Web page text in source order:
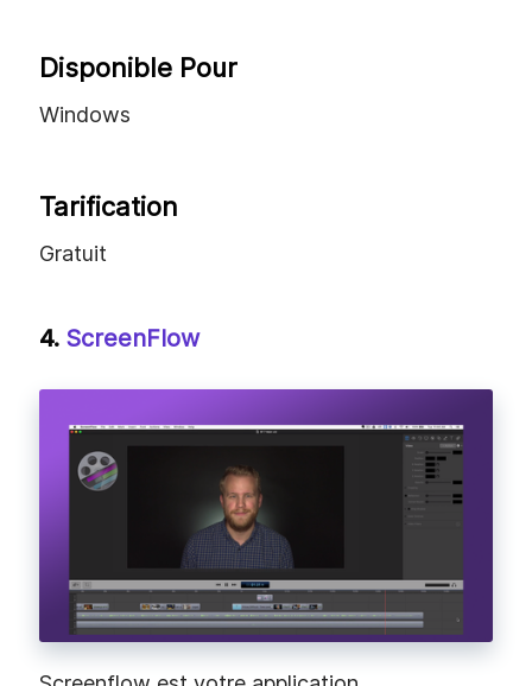
Disponible Pour
Windows
Tarification
Gratuit
4. ScreenFlow